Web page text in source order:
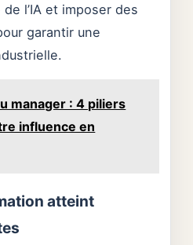
l’IA et imposer des
garantir une
manager : 4 piliers
influence en
atteint